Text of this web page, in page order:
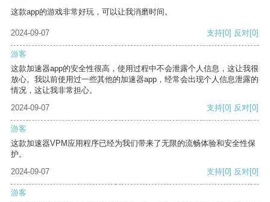
这款app的游戏非常好玩，可以让我消磨时间。
2024-09-07 支持[0] 反对[0]
游客
这款加速器app的安全性很高，使用过程中不会泄露个人信息，这让我很
放心。我以前使用过一些其他的加速器app，经常会出现个人信息泄露的
情况，这让我非常担心。
2024-09-07
支持[0] 反对[0]
游客
这款加速器VPM应用程序已经为我们带来了无限的流畅体验和安全性保
护。
2024-09-07
支持[0] 反对[0]
游客